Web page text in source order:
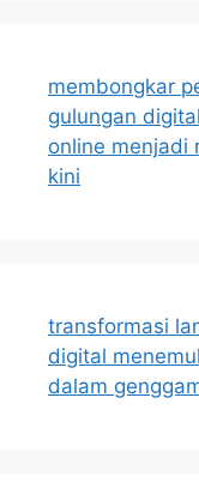
membongkar
gulungan
online menjadi
kini
transformasi
digital
dalam